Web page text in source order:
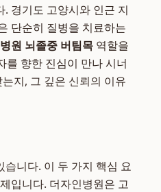
경기도 고양시와 인근 지
단순히 질병을 치료하는
원 뇌졸중 버팀목 역할을
를 향한 진심이 만나 시너
지, 그 깊은 신뢰의 이유
니다. 이 두 가지 핵심 요
입니다. 더자인병원은 고